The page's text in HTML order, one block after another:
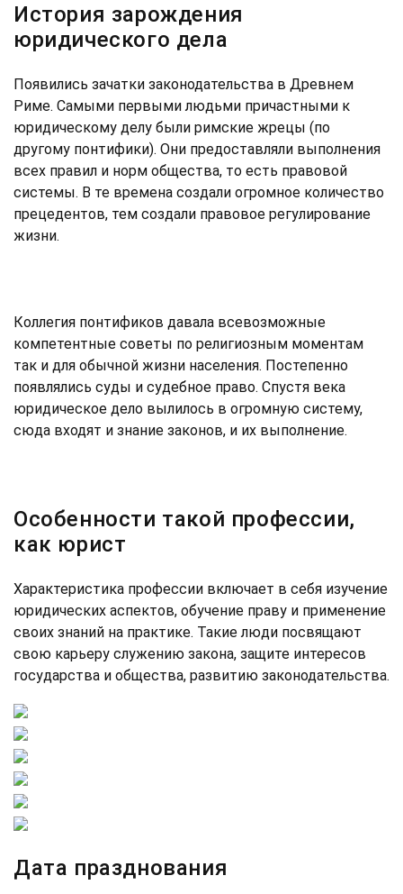
История зарождения
юридического дела
Появились зачатки законодательства в Древнем
Риме. Самыми первыми людьми причастными к
юридическому делу были римские жрецы (по
другому понтифики). Они предоставляли выполнения
всех правил и норм общества, то есть правовой
системы. В те времена создали огромное количество
прецедентов, тем создали правовое регулирование
жизни.
Коллегия понтификов давала всевозможные
компетентные советы по религиозным моментам
так и для обычной жизни населения. Постепенно
появлялись суды и судебное право. Спустя века
юридическое дело вылилось в огромную систему,
сюда входят и знание законов, и их выполнение.
Особенности такой профессии,
как юрист
Характеристика профессии включает в себя изучение
юридических аспектов, обучение праву и применение
своих знаний на практике. Такие люди посвящают
свою карьеру служению закона, защите интересов
государства и общества, развитию законодательства.
Дата празднования